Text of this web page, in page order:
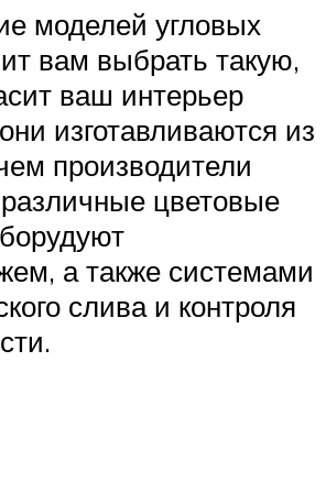
моделей угловых
вам выбрать такую,
ваш интерьер
изготавливаются из
производители
цветовые
а также системами
слива и контроля